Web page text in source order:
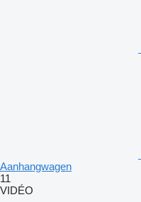
Aanhangwagen
11
VIDÉO